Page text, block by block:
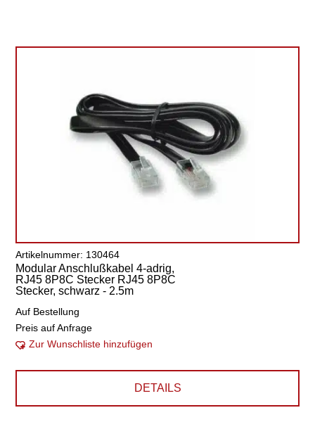
Artikelnummer: 130464
Modular Anschlußkabel 4-adrig,
RJ45 8P8C Stecker RJ45 8P8C
Stecker, schwarz - 2.5m
Auf Bestellung
Preis auf Anfrage
Zur Wunschliste hinzufügen
DETAILS